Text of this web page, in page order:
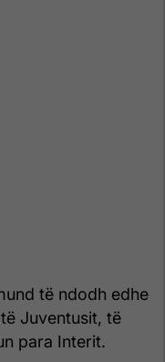
të ndodh edhe
Juventusit, të
para Interit.